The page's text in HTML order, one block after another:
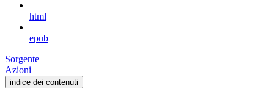
html
epub
Sorgente
Azioni
indice dei contenuti